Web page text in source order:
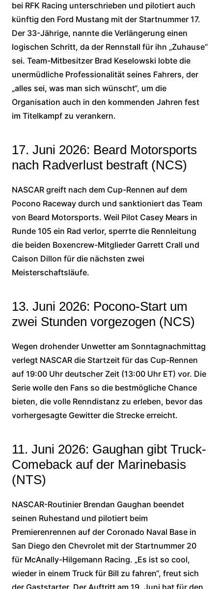
bei RFK Racing unterschrieben und pilotiert auch
künftig den Ford Mustang mit der Startnummer 17.
Der 33-Jährige, nannte die Verlängerung einen
logischen Schritt, da der Rennstall für ihn „Zuhause“
sei. Team-Mitbesitzer Brad Keselowski lobte die
unermüdliche Professionalität seines Fahrers, der
„alles sei, was man sich wünscht“, um die
Organisation auch in den kommenden Jahren fest
im Titelkampf zu verankern.
17. Juni 2026: Beard Motorsports
nach Radverlust bestraft (NCS)
NASCAR greift nach dem Cup-Rennen auf dem
Pocono Raceway durch und sanktioniert das Team
von Beard Motorsports. Weil Pilot Casey Mears in
Runde 105 ein Rad verlor, sperrte die Rennleitung
die beiden Boxencrew-Mitglieder Garrett Crall und
Caison Dillon für die nächsten zwei
Meisterschaftsläufe.
13. Juni 2026: Pocono-Start um
zwei Stunden vorgezogen (NCS)
Wegen drohender Unwetter am Sonntagnachmittag
verlegt NASCAR die Startzeit für das Cup-Rennen
auf 19:00 Uhr deutscher Zeit (13:00 Uhr ET) vor. Die
Serie wolle den Fans so die bestmögliche Chance
bieten, die volle Renndistanz zu erleben, bevor das
vorhergesagte Gewitter die Strecke erreicht.
11. Juni 2026: Gaughan gibt Truck-
Comeback auf der Marinebasis
(NTS)
NASCAR-Routinier Brendan Gaughan beendet
seinen Ruhestand und pilotiert beim
Premierenrennen auf der Coronado Naval Base in
San Diego den Chevrolet mit der Startnummer 20
für McAnally-Hilgemann Racing. „Es ist so cool,
wieder in einem Truck für Bill zu fahren“, freut sich